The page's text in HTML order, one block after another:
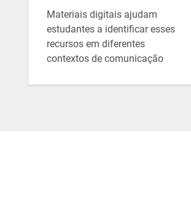
Materiais digitais ajudam
estudantes a identificar esses
recursos em diferentes
contextos de comunicação